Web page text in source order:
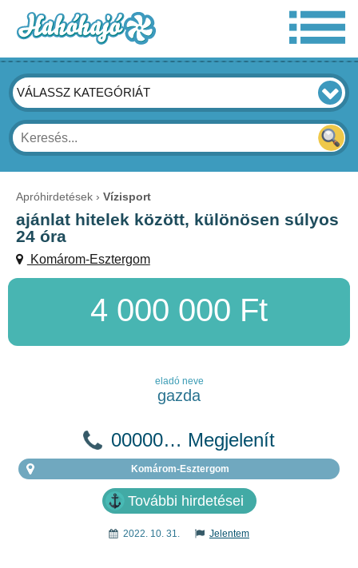
VÁLASSZ KATEGÓRIÁT
Apróhirdetések Vízisport
ajánlat hitelek között, különösen súlyos
24 óra
Komárom-Esztergom
4 000 000 Ft
eladó neve
gazda
00000… Megjelenít
Komárom-Esztergom
További hirdetései
2022. 10. 31. Jelentem